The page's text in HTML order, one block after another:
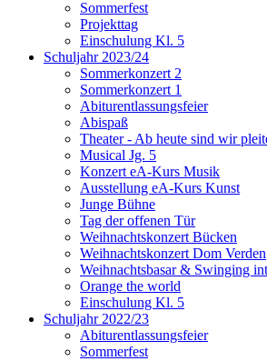
Sommerfest
Projekttag
Einschulung Kl. 5
Schuljahr 2023/24
Sommerkonzert 2
Sommerkonzert 1
Abiturentlassungsfeier
Abispaß
Theater - Ab heute sind wir
Musical Jg. 5
Konzert eA-Kurs Musik
Ausstellung eA-Kurs Kunst
Junge Bühne
Tag der offenen Tür
Weihnachtskonzert Bücken
Weihnachtskonzert Dom Verden
Weihnachtsbasar & Swinging
Orange the world
Einschulung Kl. 5
Schuljahr 2022/23
Abiturentlassungsfeier
Sommerfest